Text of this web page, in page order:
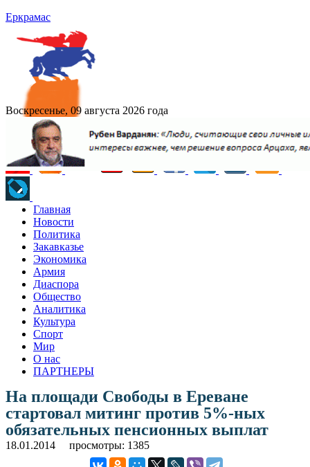
Еркрамас
Воскресенье, 09 августа 2026 года
Главная
Новости
Политика
Закавказье
Экономика
Армия
Диаспора
Общество
Аналитика
Культура
Спорт
Мир
О нас
ПАРТНЕРЫ
На площади Свободы в Ереване
стартовал митинг против 5%-ных
обязательных пенсионных выплат
18.01.2014 просмотры: 1385